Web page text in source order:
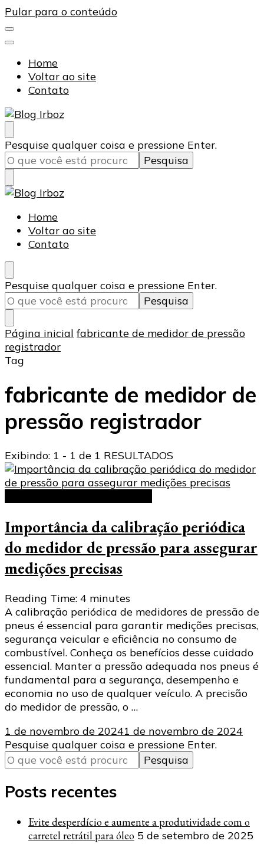
Pular para o conteúdo
Home
Voltar ao site
Contato
Blog Irboz
Blog de Lubrificação Industrial
Procurando
algo?
Pesquise qualquer coisa e pressione Enter.
Blog Irboz
Blog de Lubrificação Industrial
Home
Voltar ao site
Contato
Procurando
algo?
Pesquise qualquer coisa e pressione Enter.
Página inicial fabricante de medidor de pressão
registrador
Tag
fabricante de medidor de
pressão registrador
Exibindo: 1 - 1 de 1 RESULTADOS
Importância da calibração periódica
do medidor de pressão para assegurar
medições precisas
Reading Time: 4 minutes
A calibração periódica de medidores de pressão de
pneus é essencial para garantir medições precisas,
segurança veicular e eficiência no consumo de
combustível. Conheça os benefícios desse cuidado
essencial. Manter a pressão adequada nos pneus é
fundamental para a segurança, desempenho e
economia no uso de qualquer veículo. A precisão
do medidor de pressão, o …
1 de novembro de 20241 de novembro de 2024
Procurando
algo?
Pesquise qualquer coisa e pressione Enter.
Posts recentes
Evite desperdício e aumente a produtividade com o
carretel retrátil para óleo 5 de setembro de 2025